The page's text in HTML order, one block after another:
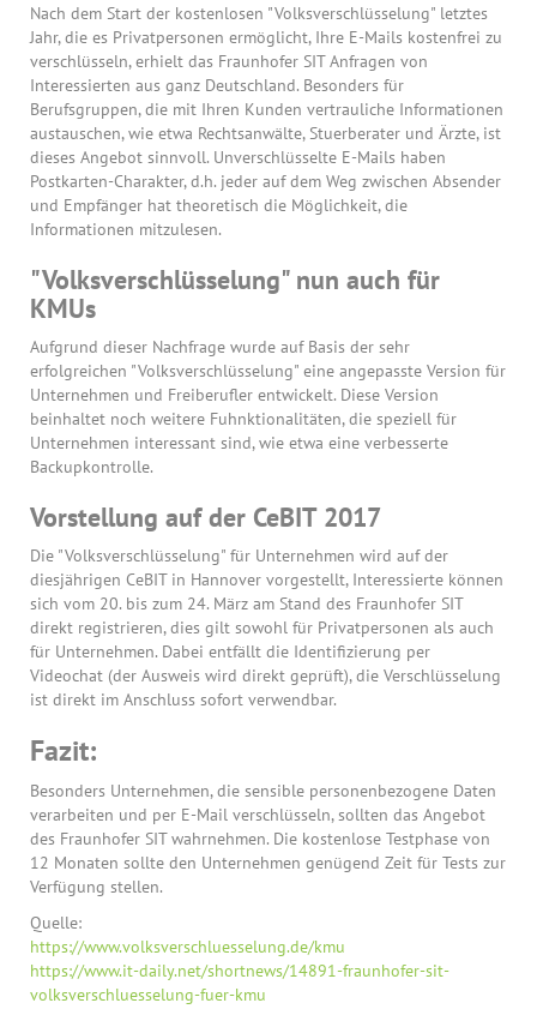
Nach dem Start der kostenlosen "Volksverschlüsselung" letztes
Jahr, die es Privatpersonen ermöglicht, Ihre E-Mails kostenfrei zu
verschlüsseln, erhielt das Fraunhofer SIT Anfragen von
Interessierten aus ganz Deutschland. Besonders für
Berufsgruppen, die mit Ihren Kunden vertrauliche Informationen
austauschen, wie etwa Rechtsanwälte, Stuerberater und Ärzte, ist
dieses Angebot sinnvoll. Unverschlüsselte E-Mails haben
Postkarten-Charakter, d.h. jeder auf dem Weg zwischen Absender
und Empfänger hat theoretisch die Möglichkeit, die
Informationen mitzulesen.
"Volksverschlüsselung" nun auch für
KMUs
Aufgrund dieser Nachfrage wurde auf Basis der sehr
erfolgreichen "Volksverschlüsselung" eine angepasste Version für
Unternehmen und Freiberufler entwickelt. Diese Version
beinhaltet noch weitere Fuhnktionalitäten, die speziell für
Unternehmen interessant sind, wie etwa eine verbesserte
Backupkontrolle.
Vorstellung auf der CeBIT 2017
Die "Volksverschlüsselung" für Unternehmen wird auf der
diesjährigen CeBIT in Hannover vorgestellt, Interessierte können
sich vom 20. bis zum 24. März am Stand des Fraunhofer SIT
direkt registrieren, dies gilt sowohl für Privatpersonen als auch
für Unternehmen. Dabei entfällt die Identifizierung per
Videochat (der Ausweis wird direkt geprüft), die Verschlüsselung
ist direkt im Anschluss sofort verwendbar.
Fazit:
Besonders Unternehmen, die sensible personenbezogene Daten
verarbeiten und per E-Mail verschlüsseln, sollten das Angebot
des Fraunhofer SIT wahrnehmen. Die kostenlose Testphase von
12 Monaten sollte den Unternehmen genügend Zeit für Tests zur
Verfügung stellen.
Quelle:
https://www.volksverschluesselung.de/kmu
https://www.it-daily.net/shortnews/14891-fraunhofer-sit-
volksverschluesselung-fuer-kmu